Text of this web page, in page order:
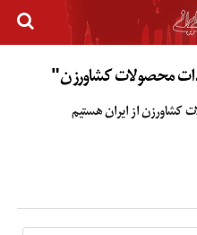
محصولات کشاورزن"
کشاورزن از ایران هستیم